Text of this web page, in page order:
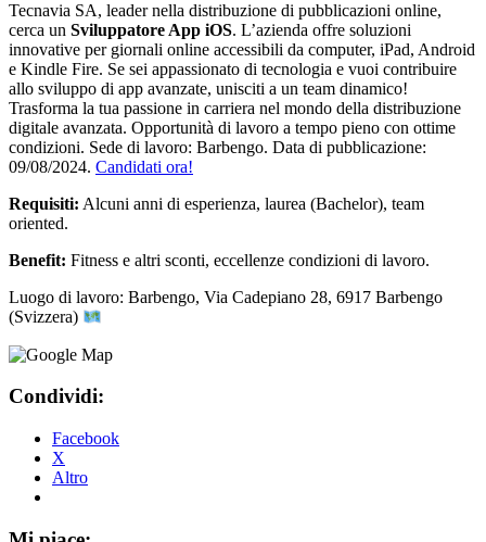
Tecnavia SA, leader nella distribuzione di pubblicazioni online,
cerca un Sviluppatore App iOS. L’azienda offre soluzioni
innovative per giornali online accessibili da computer, iPad, Android
e Kindle Fire. Se sei appassionato di tecnologia e vuoi contribuire
allo sviluppo di app avanzate, unisciti a un team dinamico!
Trasforma la tua passione in carriera nel mondo della distribuzione
digitale avanzata. Opportunità di lavoro a tempo pieno con ottime
condizioni. Sede di lavoro: Barbengo. Data di pubblicazione:
09/08/2024. Candidati ora!
Requisiti: Alcuni anni di esperienza, laurea (Bachelor), team
oriented.
Benefit: Fitness e altri sconti, eccellenze condizioni di lavoro.
Luogo di lavoro: Barbengo, Via Cadepiano 28, 6917 Barbengo
(Svizzera)
Condividi:
Facebook
X
Altro